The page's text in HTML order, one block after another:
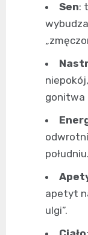
Sen:
gonitwa
południu.
apetyt
ulgi”.